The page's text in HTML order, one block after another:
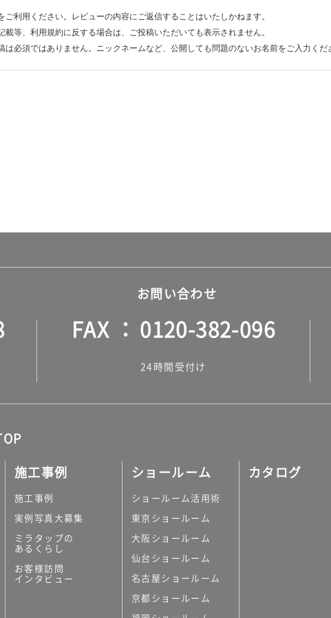
ご利用ください。レビューの内容にご返信することはいたしかねます。
等、利用規約に反する場合は、ご投稿いただいても表示されません。
必須ではありません。ニックネームなど、公開しても問題のないお名前をご入力くだ
お問い合わせ
FAX 0120-382-096
24時間受付け
施工事例
施工事例
実例写真大募集
ミラタップの
あるくらし
お客様訪問
インタビュー
ショールーム
ショールーム活用術
東京ショールーム
大阪ショールーム
仙台ショールーム
名古屋ショールーム
京都ショールーム
カタログ